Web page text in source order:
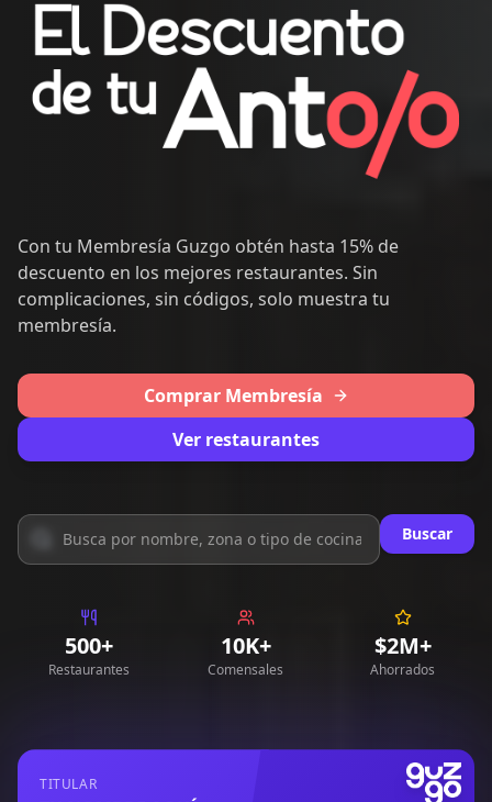
Con tu Membresía Guzgo obtén hasta 15% de
descuento en los mejores restaurantes. Sin
complicaciones, sin códigos, solo muestra tu
membresía.
Comprar Membresía
Ver restaurantes
Buscar
500+
Restaurantes
10K+
Comensales
$2M+
Ahorrados
TITULAR